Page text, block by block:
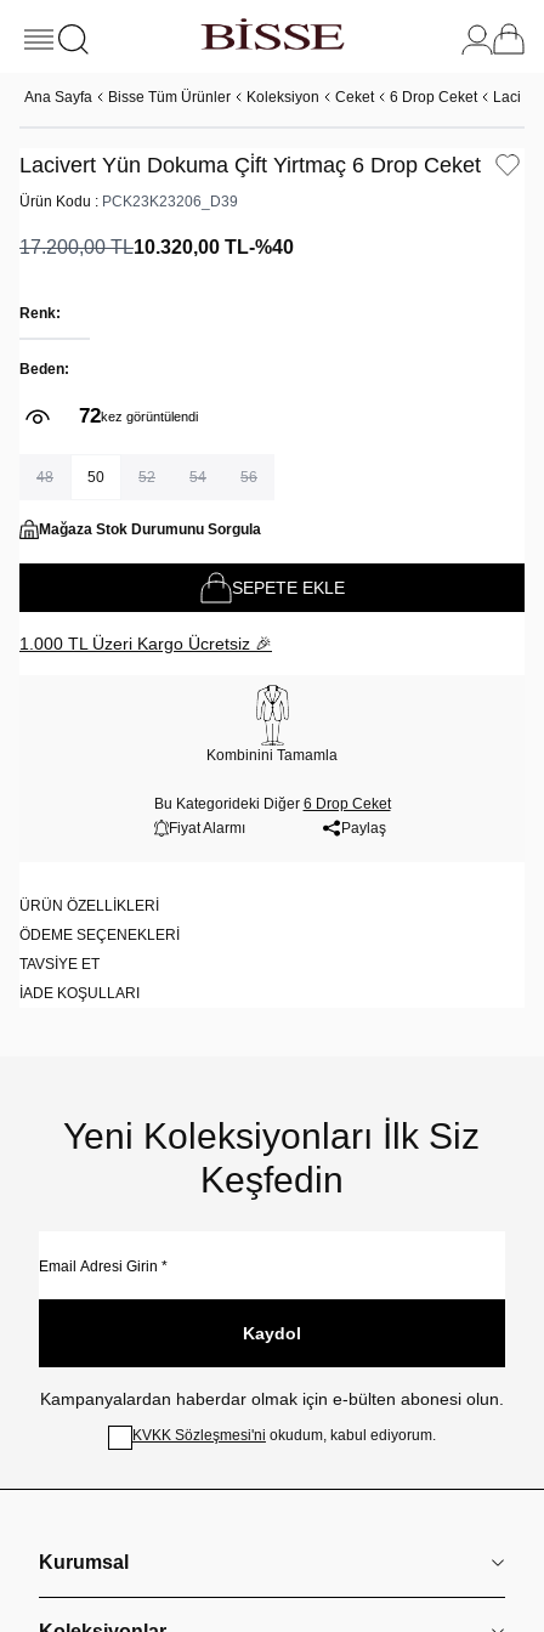
Ana Sayfa Bisse Tüm Ürünler Koleksiyon Ceket 6 Drop Ceket
Lacivert Yün Dokuma Çi̇ft Yirtmaç 6 Drop Ceket
Ürün Kodu : PCK23K23206_D39
17.200,00TL10.320,00 TL-%40
Renk:
Beden:
72kez görüntülendi
48 50 52 54 56
Mağaza Stok Durumunu Sorgula
SEPETE EKLE
1.000 TL Üzeri Kargo Ücretsiz 🎉
Kombinini Tamamla
Bu Kategorideki Diğer 6 Drop Ceket
Fiyat Alarmı
Paylaş
ÜRÜN ÖZELLIKLERI
ÖDEME SEÇENEKLERI
TAVSIYE ET
İADE KOŞULLARI
Yeni Koleksiyonları İlk Siz
Keşfedin
Kaydol
Kampanyalardan haberdar olmak için e-bülten abonesi olun.
KVKK Sözleşmesi'ni okudum, kabul ediyorum.
Kurumsal